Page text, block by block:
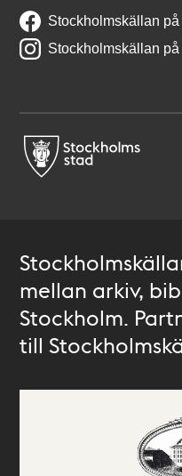
Stockholmskällan
Stockholmskällan
mellan arkiv,
Stockholm.
till